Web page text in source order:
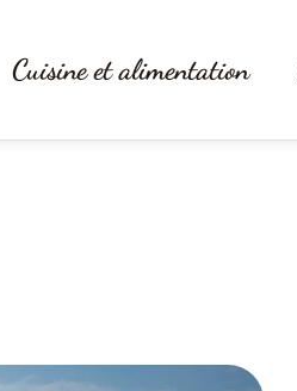
Cuisine et alimentation